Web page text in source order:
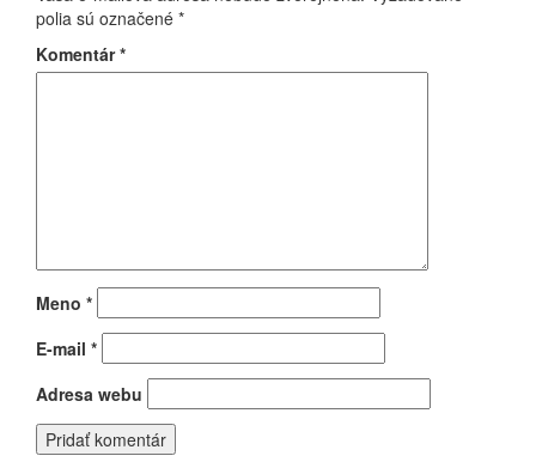
polia sú označené *
Komentár*
Meno *
E-mail *
Adresa webu